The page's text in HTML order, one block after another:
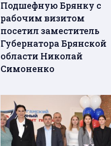
Подшефную Брянку с
рабочим визитом
посетил заместитель
Губернатора Брянской
области Николай
Симоненко